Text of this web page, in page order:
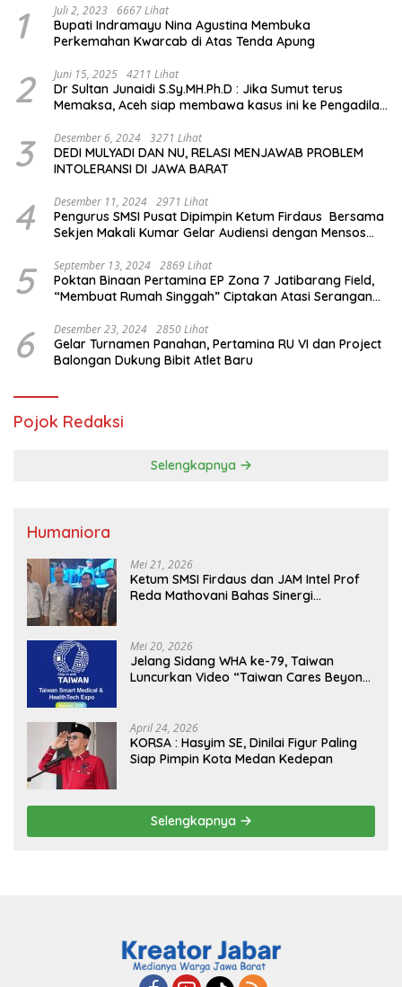
1 Juli 2, 2023 6667 Lihat
Bupati Indramayu Nina Agustina Membuka
Perkemahan Kwarcab di Atas Tenda Apung
2 Juni 15, 2025 4211 Lihat
Dr Sultan Junaidi S.Sy.MH.Ph.D : Jika Sumut terus
Memaksa, Aceh siap membawa kasus ini ke Pengadilan
3 Desember 6, 2024 3271 Lihat
DEDI MULYADI DAN NU, RELASI MENJAWAB PROBLEM
INTOLERANSI DI JAWA BARAT
4 Desember 11, 2024 2971 Lihat
Pengurus SMSI Pusat Dipimpin Ketum Firdaus Bersama
Sekjen Makali Kumar Gelar Audiensi dengan Mensos
5 September 13, 2024 2869 Lihat
Poktan Binaan Pertamina EP Zona 7 Jatibarang Field,
“Membuat Rumah Singgah” Ciptakan Atasi Serangan
6 Desember 23, 2024 2850 Lihat
Gelar Turnamen Panahan, Pertamina RU VI dan Project
Balongan Dukung Bibit Atlet Baru
Pojok Redaksi
Selengkapnya
Humaniora
Mei 21, 2026
Ketum SMSI Firdaus dan JAM Intel Prof
Reda Mathovani Bahas Sinergi
MBG, Perkuat Pengawasan Program
Pemerintah
Mei 20, 2026
Jelang Sidang WHA ke-79, Taiwan
Luncurkan Video “Taiwan Cares Beyond
April 24, 2026
KORSA : Hasyim SE, Dinilai Figur Paling
Siap Pimpin Kota Medan Kedepan
Selengkapnya